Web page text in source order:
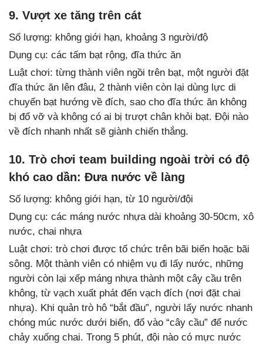
9. Vượt xe tăng trên cát
Số lượng: không giới hạn, khoảng 3 người/độ
Dụng cụ: các tấm bạt rộng, đĩa thức ăn
Luật chơi: từng thành viên ngồi trên bạt, một người đặt
đĩa thức ăn lên đâu, 2 thành viên còn lại dùng lực di
chuyển bạt hướng về đích, sao cho đĩa thức ăn không
bị đổ vỡ và không có ai bị trượt chân khỏi bạt. Đội nào
về đích nhanh nhất sẽ giành chiến thắng.
10. Trò chơi team building ngoài trời có độ
khó cao dần: Đưa nước về làng
Số lượng: không giới hạn, từ 10 người/đội
Dụng cụ: các máng nước nhựa dài khoảng 30-50cm, xô
nước, chai nhựa
Luật chơi: trò chơi được tổ chức trên bãi biển hoặc bãi
sông. Một thành viên có nhiệm vụ đi lấy nước, những
người còn lại xếp máng nhựa thành một cây cầu trên
không, từ vạch xuất phát đến vạch đích (nơi đặt chai
nhựa). Khi quản trò hô “bắt đầu”, người lấy nước nhanh
chóng múc nước dưới biển, đổ vào “cây cầu” để nước
chảy xuống chai. Trong 5 phút, đội nào có mực nước